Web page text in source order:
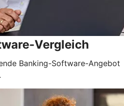
Vergleich
Banking-Software-Angebot